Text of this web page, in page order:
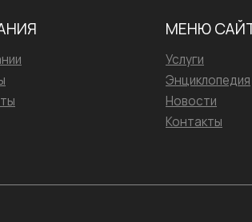
МЕНЮ
Услуги
Энциклопедия
Новости
Контакты